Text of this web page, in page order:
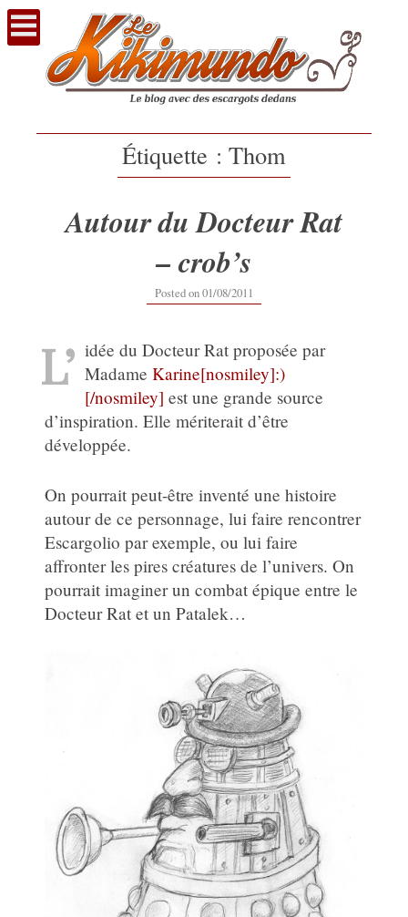
Voir
contenu
Étiquette : Thom
Autour du Docteur Rat
– crob’s
Posted on01/08/2011
L’ idée du Docteur Rat proposée par
MadameKarine[nosmiley]:)
[/nosmiley] est une grande source
d’inspiration. Elle mériterait d’être
développée.
On pourrait peut-être inventé une histoire
autour de ce personnage, lui faire rencontrer
Escargolio par exemple, ou lui faire
affronter les pires créatures de l’univers. On
pourrait imaginer un combat épique entre le
Docteur Rat et un Patalek…